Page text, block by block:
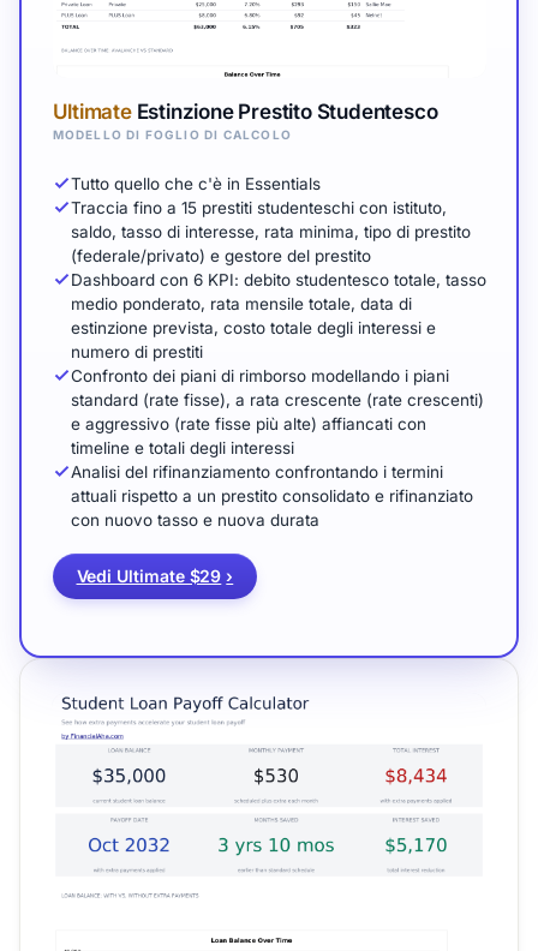
UltimateEstinzione Prestito Studentesco
MODELLO DI FOGLIO DI CALCOLO
Tutto quello che c'è in Essentials
Traccia fino a 15 prestiti studenteschi con istituto,
saldo, tasso di interesse, rata minima, tipo di prestito
(federale/privato) e gestore del prestito
Dashboard con 6 KPI: debito studentesco totale, tasso
medio ponderato, rata mensile totale, data di
estinzione prevista, costo totale degli interessi e
numero di prestiti
Confronto dei piani di rimborso modellando i piani
standard (rate fisse), a rata crescente (rate crescenti)
e aggressivo (rate fisse più alte) affiancati con
timeline e totali degli interessi
Analisi del rifinanziamento confrontando i termini
attuali rispetto a un prestito consolidato e rifinanziato
con nuovo tasso e nuova durata
Vedi Ultimate $29 ›